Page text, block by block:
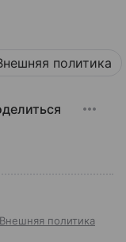
политика
Внешняя политика